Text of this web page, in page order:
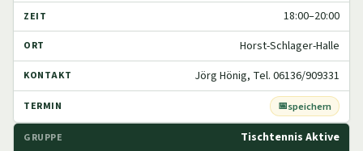
18:00–20:00
Horst-Schlager-Halle
Jörg Hönig, Tel. 06136/909331
speichern
Tischtennis Aktive